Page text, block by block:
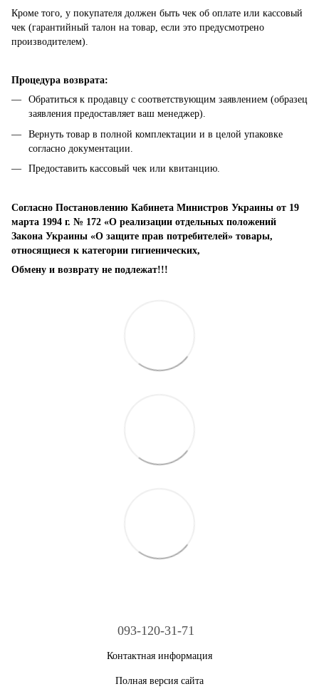
Кроме того, у покупателя должен быть чек об оплате или кассовый
чек (гарантийный талон на товар, если это предусмотрено
производителем).
Процедура возврата:
Обратиться к продавцу с соответствующим заявлением (образец
заявления предоставляет ваш менеджер).
Вернуть товар в полной комплектации и в целой упаковке
согласно документации.
Предоставить кассовый чек или квитанцию.
Согласно Постановлению Кабинета Министров Украины от 19
марта 1994 г. № 172 «О реализации отдельных положений
Закона Украины «О защите прав потребителей» товары,
относящиеся к категории гигиенических,
Обмену и возврату не подлежат!!!
093-120-31-71
Контактная информация
Полная версия сайта